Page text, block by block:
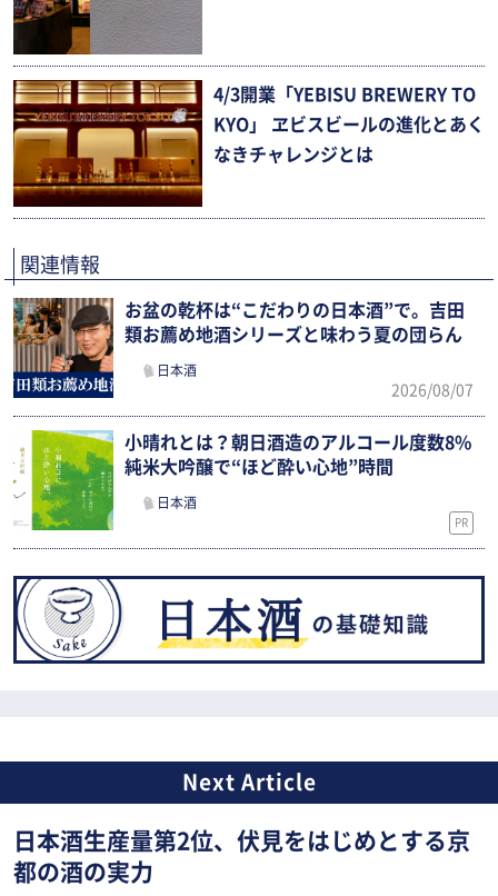
4/3開業「YEBISU BREWERY TO
KYO」 ヱビスビールの進化とあく
なきチャレンジとは
関連情報
お盆の乾杯は“こだわりの日本酒”で。吉田
類お薦め地酒シリーズと味わう夏の団らん
日本酒
2026/08/07
小晴れとは？朝日酒造のアルコール度数8%
純米大吟醸で“ほど酔い心地”時間
日本酒
PR
日本酒生産量第2位、伏見をはじめとする京
都の酒の実力